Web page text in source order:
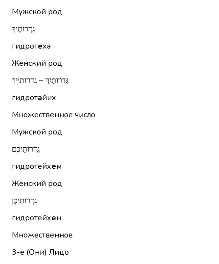
Мужской род
גִּדְרוֹתֶיךָ
гидротеха
Женский род
גִּדְרוֹתַיִךְ ~ גדרותייך
гидротайих
Множественное число
Мужской род
גִּדְרוֹתֵיכֶם
гидротейхем
Женский род
גִּדְרוֹתֵיכֶן
гидротейхен
Множественное
3-е (Они) Лицо